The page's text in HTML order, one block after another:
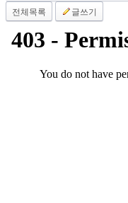
소
야
우
전체목록 글쓰기